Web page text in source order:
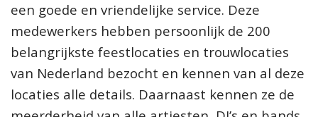
een goede en vriendelijke service. Deze
medewerkers hebben persoonlijk de 200
belangrijkste feestlocaties en trouwlocaties
van Nederland bezocht en kennen van al deze
locaties alle details. Daarnaast kennen ze de